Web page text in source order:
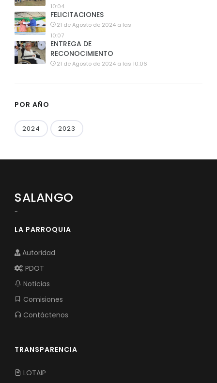
10:04
FELICITACIONES
21 de Agosto de 2024 a las
10:07
ENTREGA DE
RECONOCIMIENTO
21 de Agosto de 2024 a las 10:06
POR AÑO
2024 2023
SALANGO
-
LA PARROQUIA
Autoridad
PDOT
Noticias
Comisiones
Contáctenos
TRANSPARENCIA
LOTAIP